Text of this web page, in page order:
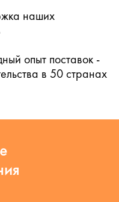
наших
опыт поставок -
в 50 странах